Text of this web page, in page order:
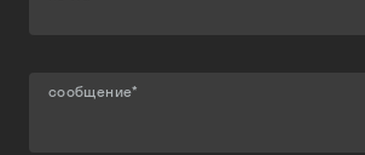
сообщение*